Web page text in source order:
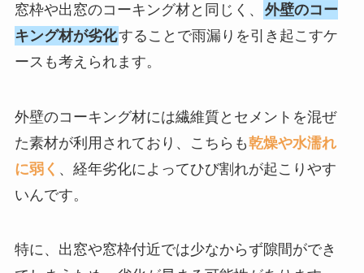
窓枠や出窓のコーキング材と同じく、
外壁のコー
キング材が劣化することで雨漏りを引き起こすケ
ースも考えられます。
外壁のコーキング材には繊維質とセメントを混ぜ
た素材が利用されており、こちらも乾燥や水濡れ
に弱く 、経年劣化によってひび割れが起こりやす
いんです。
特に、出窓や窓枠付近では少なからず隙間ができ